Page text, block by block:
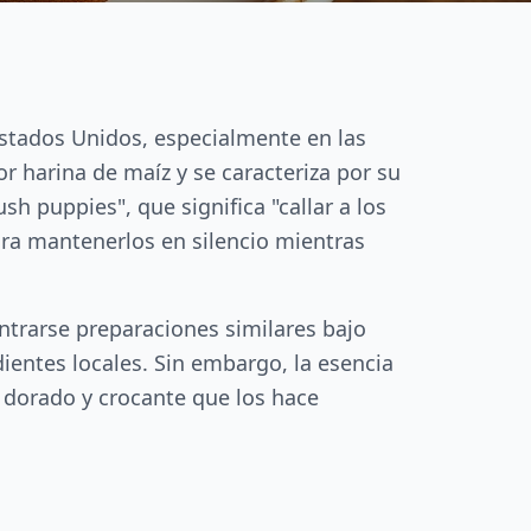
Unidos, especialmente en las
harina de maíz y se caracteriza por su
puppies", que significa "callar a los
mantenerlos en silencio mientras
preparaciones similares bajo
locales. Sin embargo, la esencia
y crocante que los hace